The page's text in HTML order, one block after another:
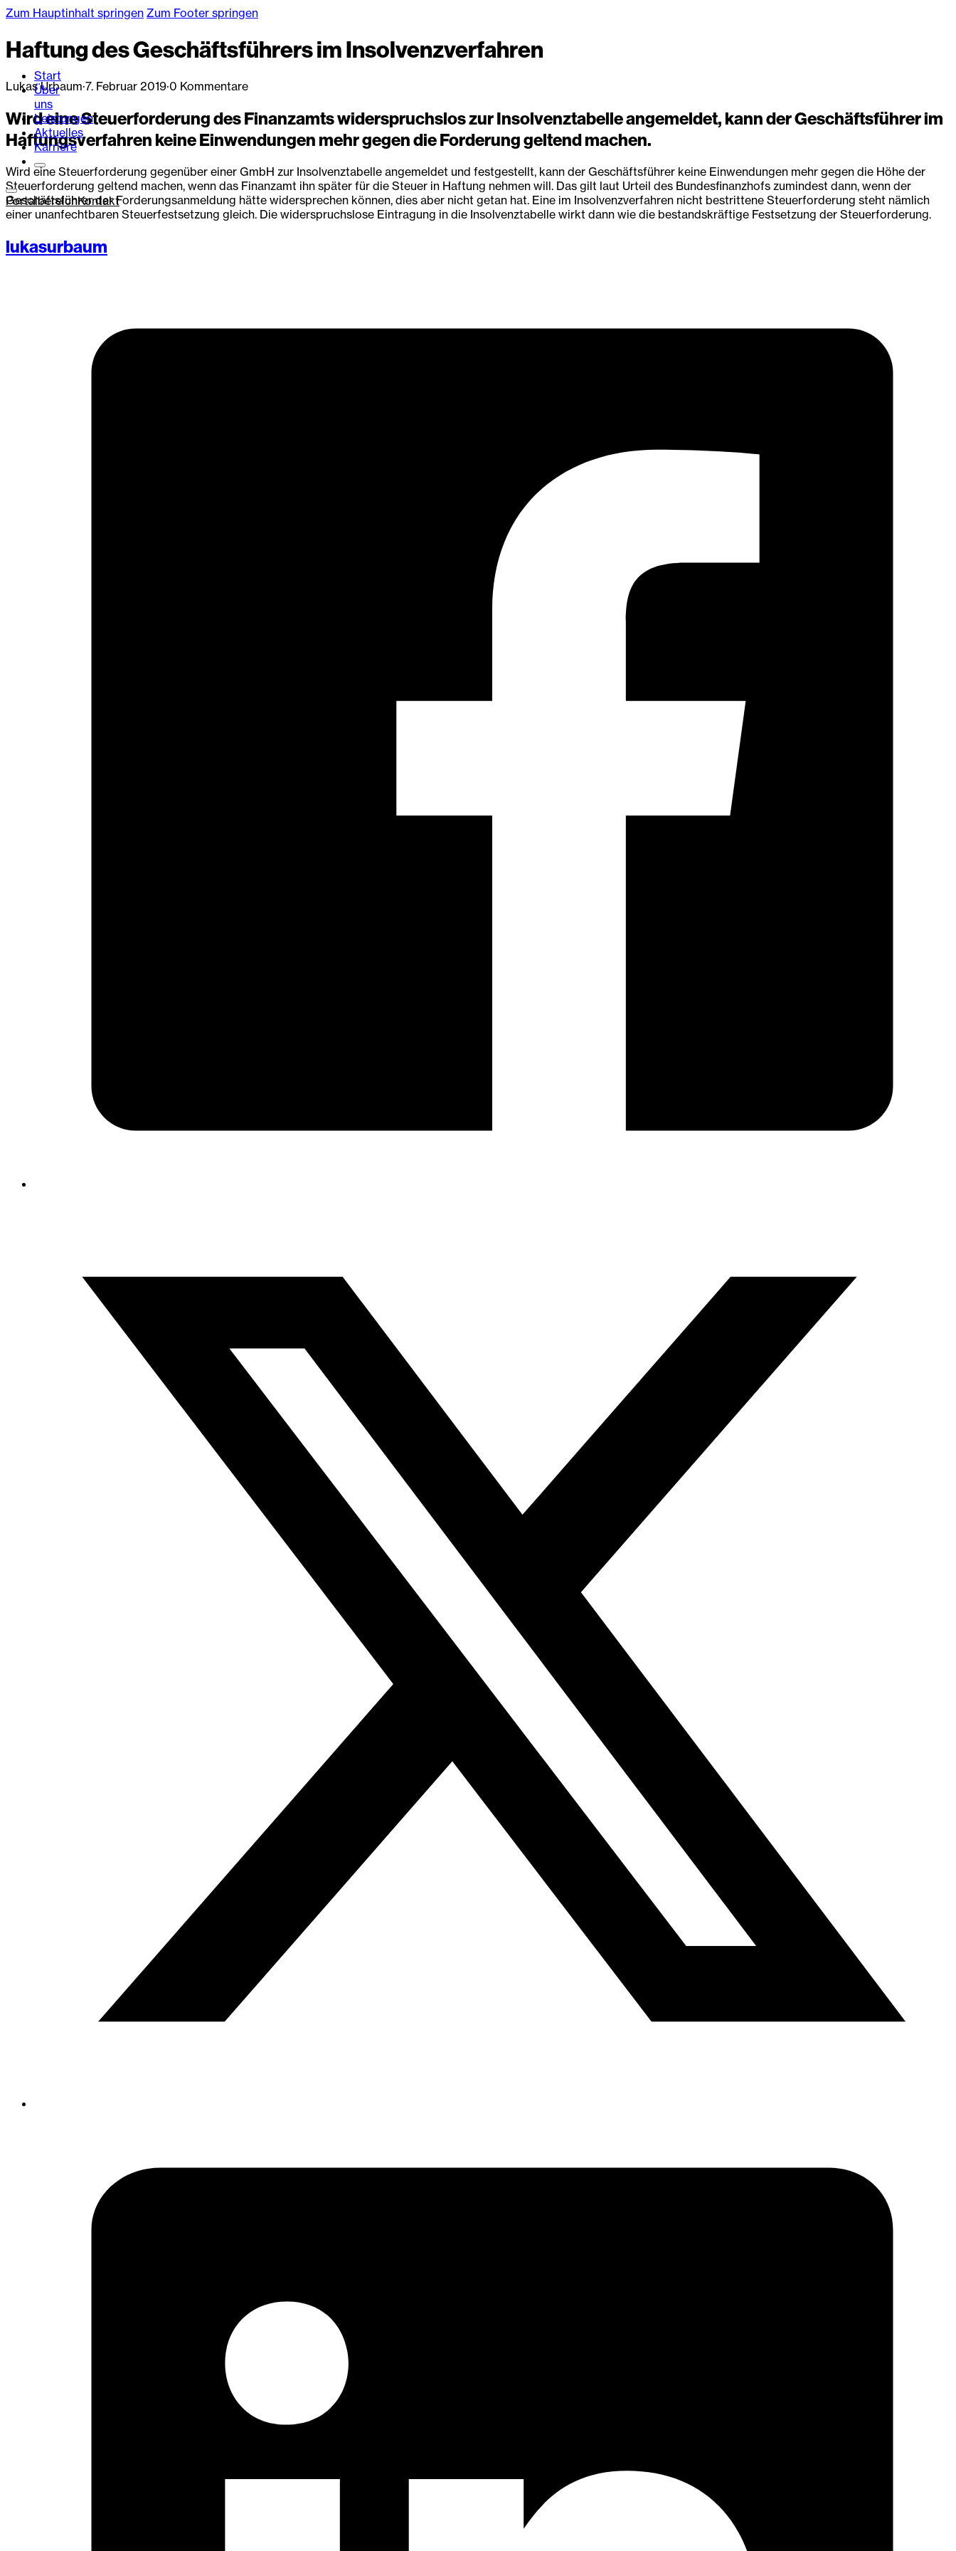
Zum Hauptinhalt springen Zum Footer springen
Start
Über
uns
Leistungen
Aktuelles
Karriere
PortalbereichKontakt
Haftung des Geschäftsführers im Insolvenzverfahren
Lukas Urbaum·7. Februar 2019·0 Kommentare
Wird eine Steuerforderung des Finanzamts widerspruchslos zur Insolvenztabelle angemeldet, kann der Geschäftsführer im
Haftungsverfahren keine Einwendungen mehr gegen die Forderung geltend machen.
Wird eine Steuerforderung gegenüber einer GmbH zur Insolvenztabelle angemeldet und festgestellt, kann der Geschäftsführer keine Einwendungen mehr gegen die Höhe der
Steuerforderung geltend machen, wenn das Finanzamt ihn später für die Steuer in Haftung nehmen will. Das gilt laut Urteil des Bundesfinanzhofs zumindest dann, wenn der
Geschäftsführer der Forderungsanmeldung hätte widersprechen können, dies aber nicht getan hat. Eine im Insolvenzverfahren nicht bestrittene Steuerforderung steht nämlich
einer unanfechtbaren Steuerfestsetzung gleich. Die widerspruchslose Eintragung in die Insolvenztabelle wirkt dann wie die bestandskräftige Festsetzung der Steuerforderung.
lukasurbaum